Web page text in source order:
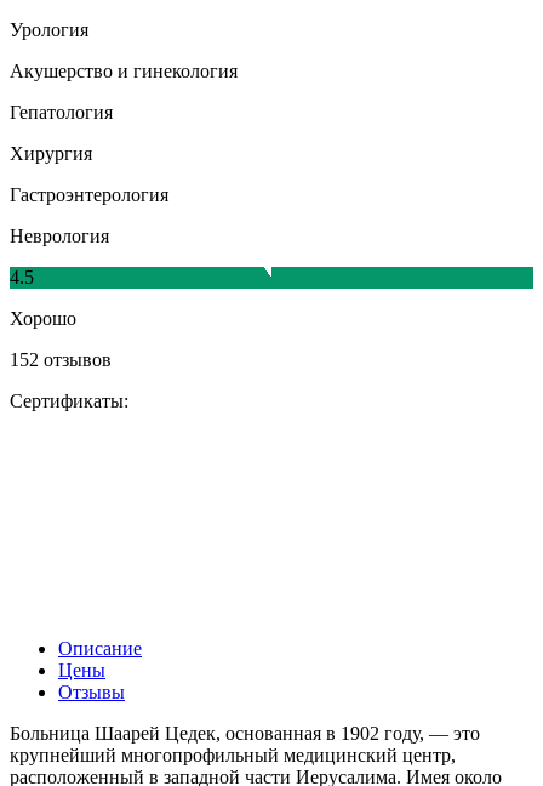
Урология
Акушерство и гинекология
Гепатология
Хирургия
Гастроэнтерология
Неврология
4.5
Хорошо
152 отзывов
Сертификаты:
Описание
Цены
Отзывы
Больница Шаарей Цедек, основанная в 1902 году, — это
крупнейший многопрофильный медицинский центр,
расположенный в западной части Иерусалима. Имея около